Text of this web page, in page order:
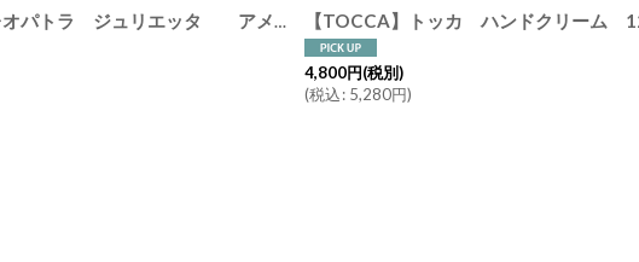
【TOCCA】トッカ リネン＆ルームスプレー 200ml クレオパトラ ジュリエッタ アメリカ製 トッカ Cleopatra Giulietta [ 123-39 ]
【TOCCA】トッカ ハンドクリー
4,800円(税別)
(税込: 5,280円)